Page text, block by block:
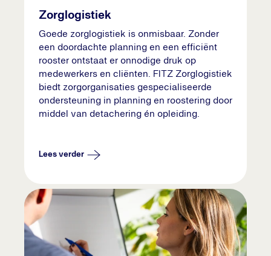
Zorglogistiek
Goede zorglogistiek is onmisbaar. Zonder
een doordachte planning en een efficiënt
rooster ontstaat er onnodige druk op
medewerkers en cliënten. FITZ Zorglogistiek
biedt zorgorganisaties gespecialiseerde
ondersteuning in planning en roostering door
middel van detachering én opleiding.
Lees verder